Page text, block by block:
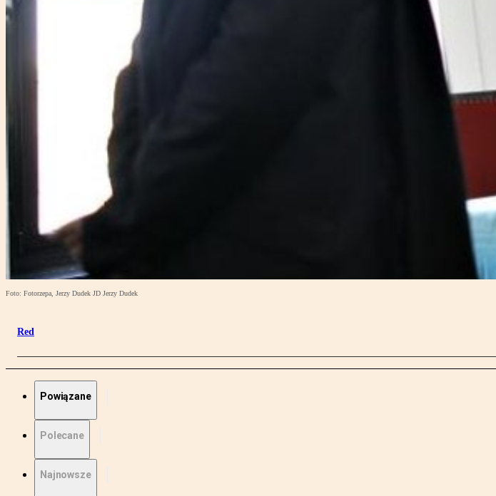
Foto: Fotorzepa, Jerzy Dudek JD Jerzy Dudek
Red
Powiązane
Polecane
Najnowsze